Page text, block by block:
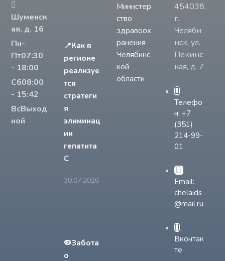
Шуменск
ая, д. 16
Пн-
Пт07:30
- 18:00
Сб08:00
- 15:42
ВсВыход
ной
📍Как в
регионе
реализуе
тся
стратеги
я
элиминац
ии
гепатита
С
30.07.2026
🦠Забота
о
Министер
ство
здравоох
ранения
Челябинс
кой
области
454038,
г.
Челяби
нск, ул.
Пекинс
кая, д. 7
Телефо
н: +7
(351)
214-99-
01
Email:
chelaids
@mail.ru
Вконтак
те